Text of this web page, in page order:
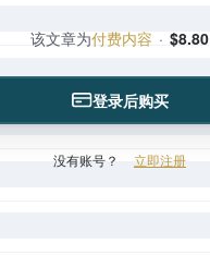
该文章为付费内容 · $8.80
登录后购买
没有账号？ 立即注册